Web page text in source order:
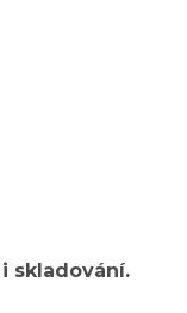
skladování.